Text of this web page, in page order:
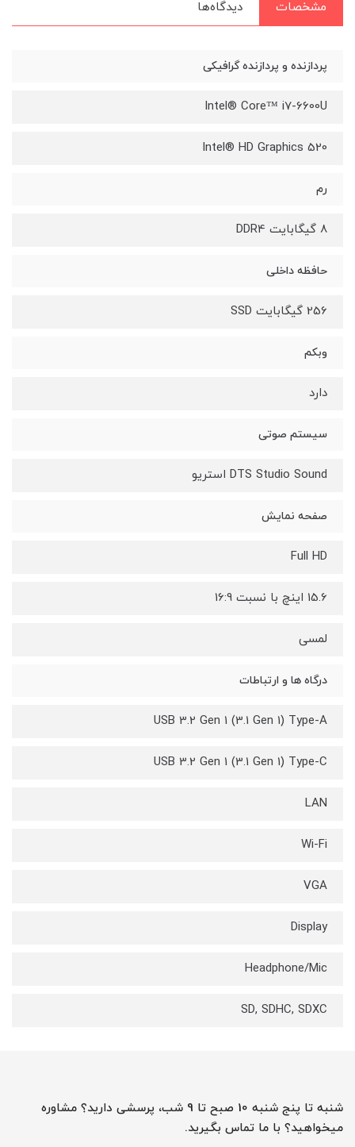
مشخصات دیدگاه‌ها
پردازنده و پردازنده گرافیکی
Intel® Core™ i7-6600U
Intel® HD Graphics 520
رم
8 گیگابایت DDR4
حافظه داخلی
256 گیگابایت SSD
وبکم
دارد
سیستم صوتی
DTS Studio Sound استریو
صفحه نمایش
Full HD
15.6 اینچ با نسبت 16:9
لمسی
درگاه ها و ارتباطات
USB 3.2 Gen 1 (3.1 Gen 1) Type-A
USB 3.2 Gen 1 (3.1 Gen 1) Type-C
LAN
Wi-Fi
VGA
Display
Headphone/Mic
SD, SDHC, SDXC
شنبه تا پنج شنبه 10 صبح تا 9 شب، پرسشی دارید؟ مشاوره
میخواهید؟ با ما تماس بگیرید.